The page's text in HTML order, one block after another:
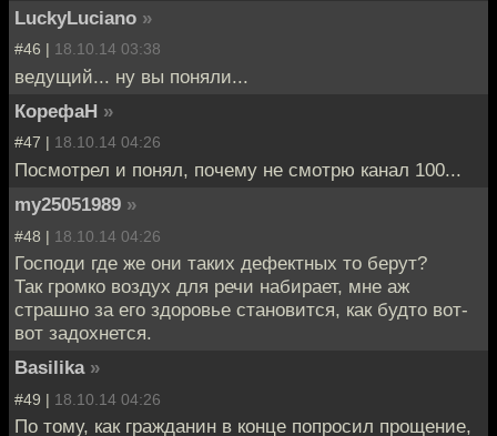
LuckyLuciano »
#46 | 18.10.14 03:38
ведущий... ну вы поняли...
КорефаН »
#47 | 18.10.14 04:26
Посмотрел и понял, почему не смотрю канал 100...
my25051989 »
#48 | 18.10.14 04:26
Господи где же они таких дефектных то берут?
Так громко воздух для речи набирает, мне аж
страшно за его здоровье становится, как будто вот-
вот задохнется.
Basilika »
#49 | 18.10.14 04:26
По тому, как гражданин в конце попросил прощение,